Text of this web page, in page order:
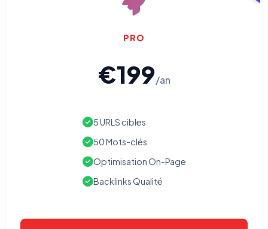
PRO
€199/an
5 URLS cibles
50 Mots-clés
Optimisation On-Page
Backlinks Qualité